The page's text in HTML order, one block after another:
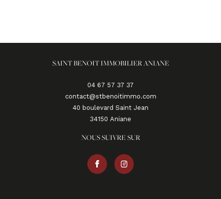
SAINT BENOIT IMMOBILIER ANIANE
04 67 57 37 37
contact@stbenoitimmo.com
40 boulevard Saint Jean
34150
aniane
NOUS SUIVRE SUR